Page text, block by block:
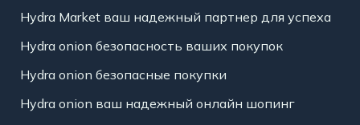
Hydra Market ваш надежный партнер для успеха
Hydra onion безопасность ваших покупок
Hydra onion безопасные покупки
Hydra onion ваш надежный онлайн шопинг